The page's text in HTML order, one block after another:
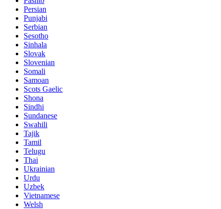
Persian
Punjabi
Serbian
Sesotho
Sinhala
Slovak
Slovenian
Somali
Samoan
Scots Gaelic
Shona
Sindhi
Sundanese
Swahili
Tajik
Tamil
Telugu
Thai
Ukrainian
Urdu
Uzbek
Vietnamese
Welsh